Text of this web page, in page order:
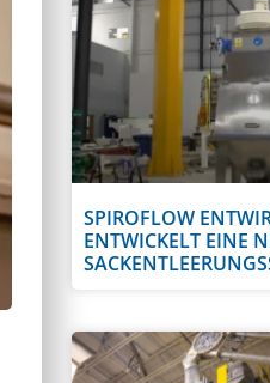
SPIROFLOW
ENTWICKELT EINE